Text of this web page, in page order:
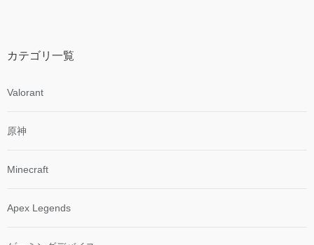
カテゴリ一覧
Valorant
原神
Minecraft
Apex Legends